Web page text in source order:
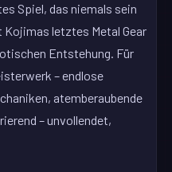
Spiel, das niemals sein
letztes Metal Gear
Entstehung. Für
– endlose
atemberaubende
– unvollendet,